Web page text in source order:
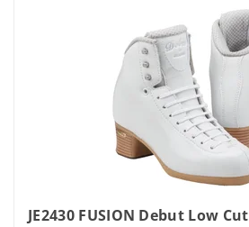
JE2430 FUSION Debut Low Cut